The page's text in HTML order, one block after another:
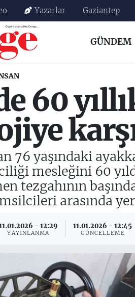
Yazarlar Gaziantep
GÜNDEM
60
76 yaşındaki
mesleğini 60
tezgahının
arasında
- 12:29
YAYINLANMA
11.01.2026 - 12:45
GÜNCELLEME